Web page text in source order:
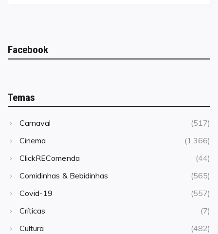
Facebook
Temas
Carnaval
(517)
Cinema
(1.366)
ClickREComenda
(44)
Comidinhas & Bebidinhas
(565)
Covid-19
(557)
Críticas
(7)
Cultura
(482)